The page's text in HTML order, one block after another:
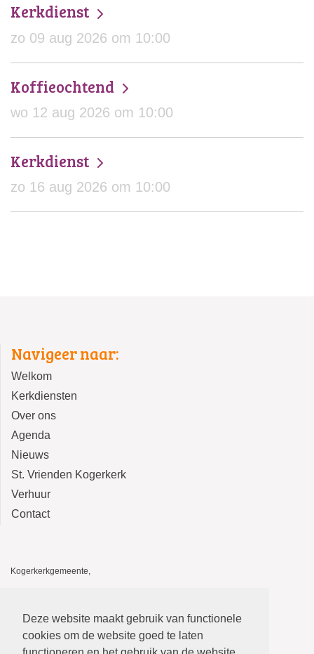
Deze website maakt gebruik van functionele
cookies om de website goed te laten
Kerkdienst
zo 09 aug 2026 om 10:00
Koffieochtend
wo 12 aug 2026 om 10:00
Kerkdienst
zo 16 aug 2026 om 10:00
Navigeer naar:
Welkom
Kerkdiensten
Over ons
Agenda
Nieuws
St. Vrienden Kogerkerk
Verhuur
Contact
Kogerkerkgemeente,
De Stolp, Kerkstraat 12, 1541 HA Koog aan de Zaan
E-mail: kogerkerkgemeente@gmail.com